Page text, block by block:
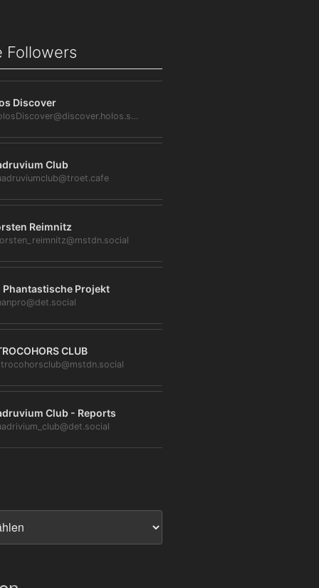
Followers
Discover
@HolosDiscover@discover.holos.social
Club
Reimnitz
Phantastische Projekt
CLUB
Club - Reports